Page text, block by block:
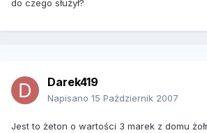
do czego służył?
Darek419
Napisano 15 Październik 2007
Jest to żeton o wartości 3 marek z domu